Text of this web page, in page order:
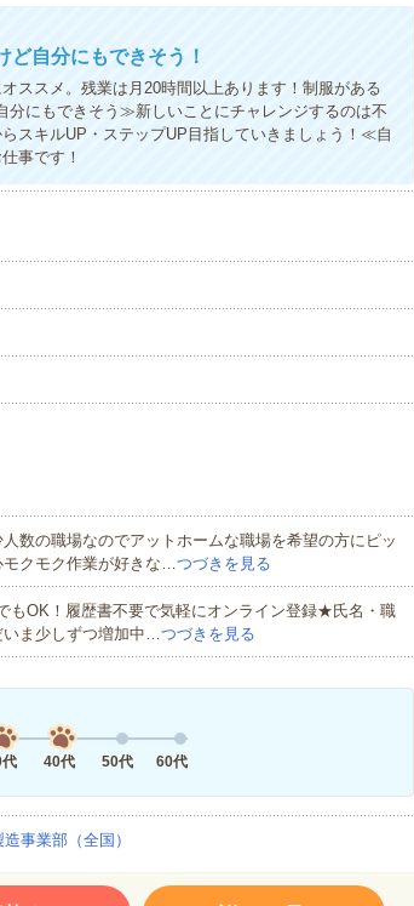
自分にもできそう！
スメ。残業は月20時間以上あります！制服がある
にもできそう≫新しいことにチャレンジするのは不
スキルUP・ステップUP目指していきましょう！≪自
事です！
数の職場なのでアットホームな職場を希望の方にピッ
モクモク作業が好きな…つづきを見る
もOK！履歴書不要で気軽にオンライン登録★氏名・職
ま少しずつ増加中…つづきを見る
40代 50代 60代
事業部（全国）